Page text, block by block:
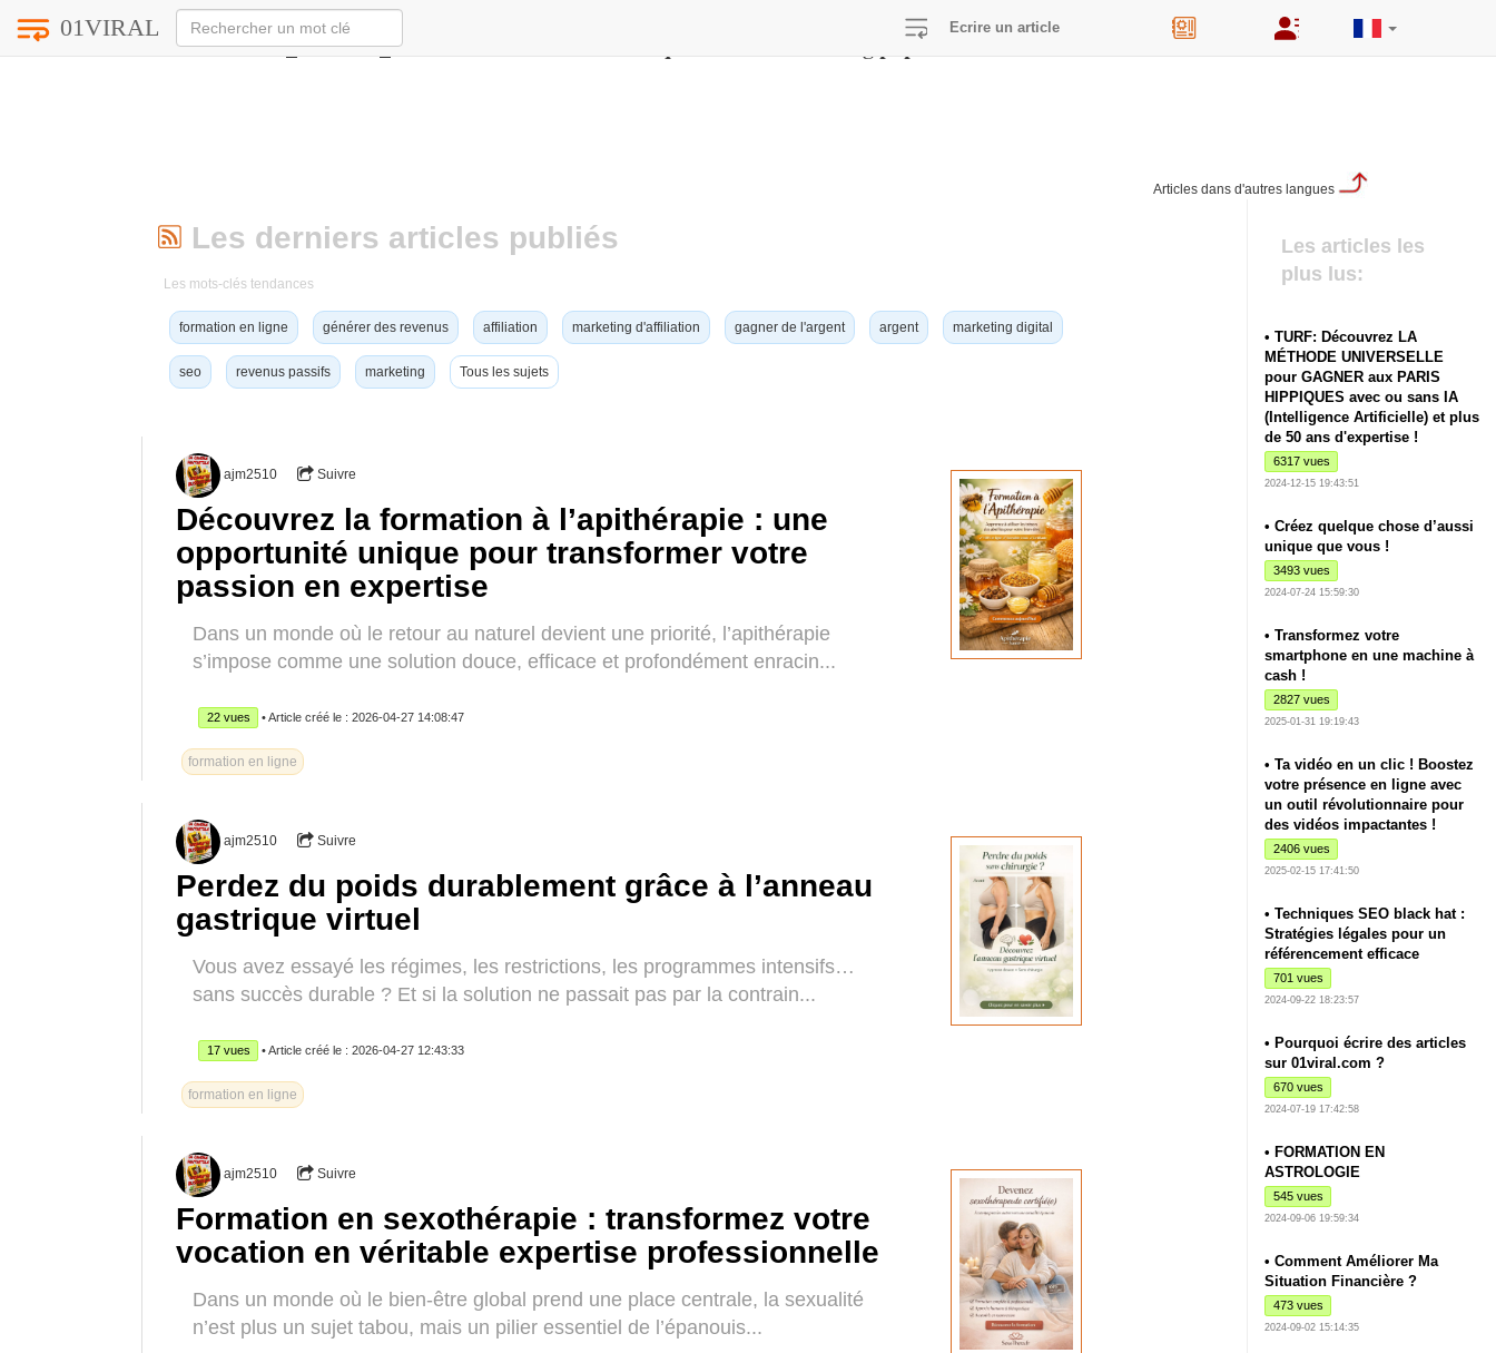
Notice : Undefined index: HTTP_ACCEPT_LANGUAGE in /home/viralcq/www/lib/switch-lang.phpon line
01VIRAL Ecrire un article
Articles dans d'autres langues
Les derniers articles publiés
Les mots-clés tendances
formation en ligne générer des revenus affiliation marketing d'affiliation gagner de l'argent argent marketing digital
seo revenus passifs marketing Tous les sujets
ajm2510 Suivre
Découvrez la formation à l’apithérapie : une
opportunité unique pour transformer votre
passion en expertise
Dans un monde où le retour au naturel devient une priorité, l’apithérapie
s’impose comme une solution douce, efficace et profondément enracin...
22 vues • Article créé le : 2026-04-27 14:08:47
formation en ligne
ajm2510 Suivre
Perdez du poids durablement grâce à l’anneau
gastrique virtuel
Vous avez essayé les régimes, les restrictions, les programmes intensifs…
sans succès durable ? Et si la solution ne passait pas par la contrain...
17 vues • Article créé le : 2026-04-27 12:43:33
formation en ligne
ajm2510 Suivre
Formation en sexothérapie : transformez votre
vocation en véritable expertise professionnelle
Dans un monde où le bien-être global prend une place centrale, la sexualité
n’est plus un sujet tabou, mais un pilier essentiel de l’épanouis...
Les articles les
plus lus:
• TURF: Découvrez LA
MÉTHODE UNIVERSELLE
pour GAGNER aux PARIS
HIPPIQUES avec ou sans IA
(Intelligence Artificielle) et plus
de 50 ans d'expertise !
6317 vues
2024-12-15 19:43:51
• Créez quelque chose d’aussi
unique que vous !
3493 vues
2024-07-24 15:59:30
• Transformez votre
smartphone en une machine à
cash !
2827 vues
2025-01-31 19:19:43
• Ta vidéo en un clic ! Boostez
votre présence en ligne avec
un outil révolutionnaire pour
des vidéos impactantes !
2406 vues
2025-02-15 17:41:50
• Techniques SEO black hat :
Stratégies légales pour un
référencement efficace
701 vues
2024-09-22 18:23:57
• Pourquoi écrire des articles
sur 01viral.com ?
670 vues
2024-07-19 17:42:58
• FORMATION EN
ASTROLOGIE
545 vues
2024-09-06 19:59:34
• Comment Améliorer Ma
Situation Financière ?
473 vues
2024-09-02 15:14:35